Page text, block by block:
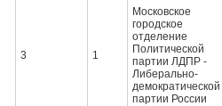
3 1
Московское
городское
отделение
Политической
партии ЛДПР -
Либерально-
демократической
партии России